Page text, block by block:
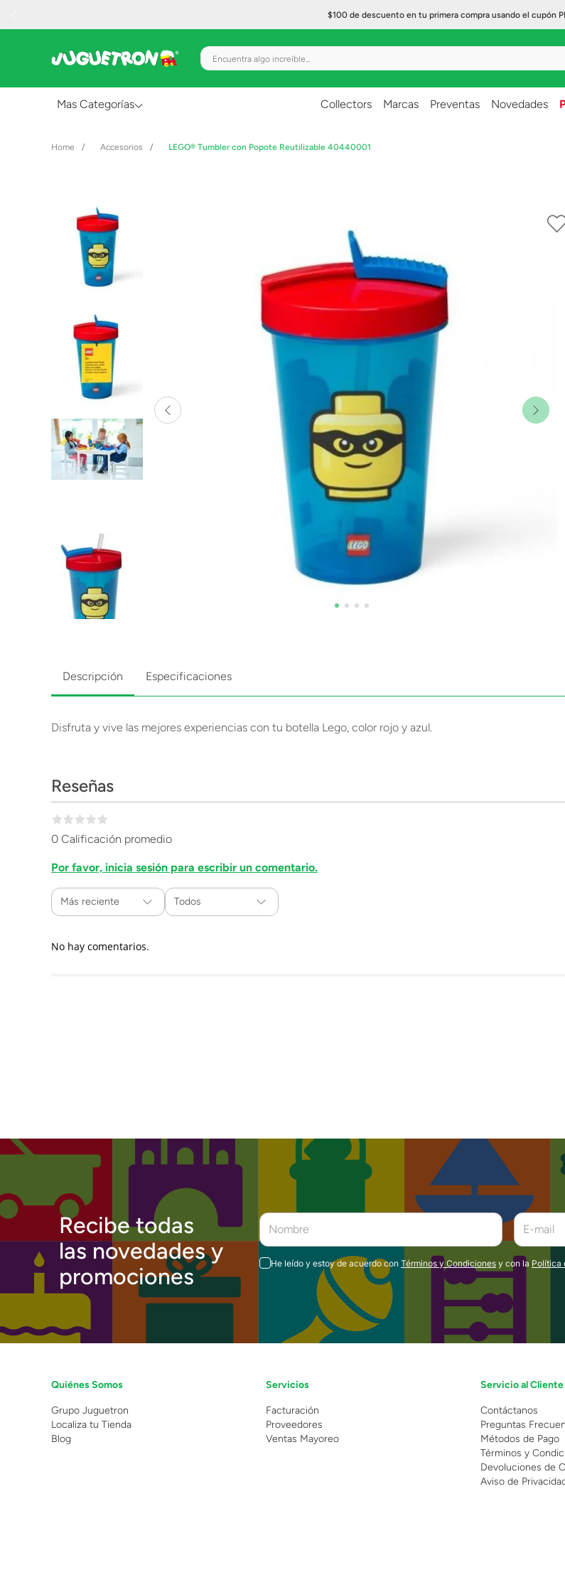
$100 de descuento en tu primera compra usando el cupón
Encuentra algo increíble...
Mas Categorías
Creatividad y Arte
Figuras de Acción
Gadgets y Electrónicos
Lanzadores
Muñecas
Construcción
Peluches
Vehículos y Pistas
Collectors Marcas Preventas Novedades
Accesorios LEGO® Tumbler con Popote Reutilizable 40440001
Descripción Especificaciones
Disfruta y vive las mejores experiencias con tu botella Lego, color rojo y azul.
Reseñas
0 Calificación promedio
Por favor, inicia sesión para escribir un comentario.
Más reciente Todos
No hay comentarios.
Recibe todas
las novedades y
promociones
He leído y estoy de acuerdo con Términos y Condiciones y con la Política
Quiénes Somos
Grupo Juguetron
Localiza tu Tienda
Blog
Servicios
Facturación
Proveedores
Ventas Mayoreo
Servicio al Cliente
Contáctanos
Preguntas
Métodos de Pago
Términos y
Devoluciones de
Aviso de